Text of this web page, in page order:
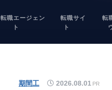
転職エージェン
ト
転職サイ
ト
転
PR
期間工 2026.08.01